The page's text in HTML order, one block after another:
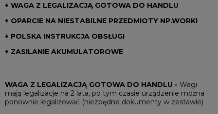
+ WAGA Z LEGALIZACJĄ GOTOWA DO HANDLU
+ OPARCIE NA NIESTABILNE PRZEDMIOTY NP.WORKI
+ POLSKA INSTRUKCJA OBSŁUGI
+ ZASILANIE AKUMULATOROWE
WAGA Z LEGALIZACJĄ GOTOWA DO HANDLU - Wagi
mają legalizacje na 2 lata, po tym czasie urządzenie można
ponownie legalizować (niezbędne dokumenty w zestawie)